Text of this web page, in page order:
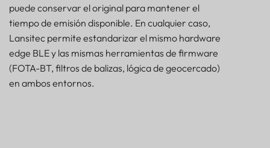
puede conservar el original para mantener el
tiempo de emisión disponible. En cualquier caso,
Lansitec permite estandarizar el mismo hardware
edge BLE y las mismas herramientas de firmware
(FOTA-BT, filtros de balizas, lógica de geocercado)
en ambos entornos.